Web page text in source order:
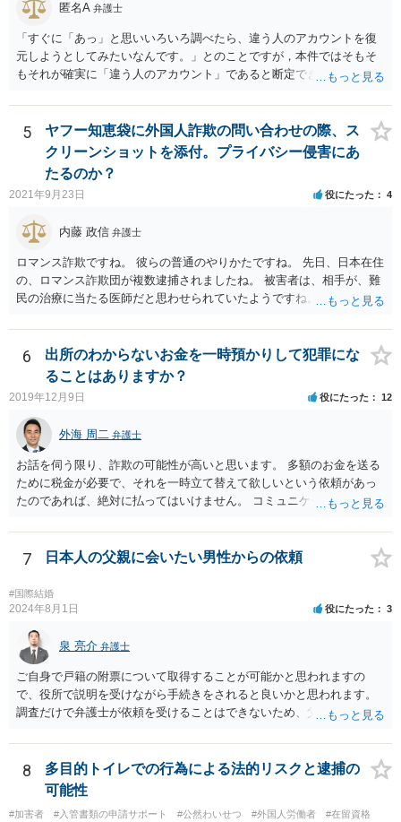
匿名A 弁護士
「すぐに「あっ」と思いいろいろ調べたら、違う人のアカウントを復
元しようとしてみたいなんです。」とのことですが，本件ではそもそ
もそれが確実に「違う人のアカウント」であると断定できていません
できません。余計な心配でしょう。
5
ヤフー知恵袋に外国人詐欺の問い合わせの際、ス
クリーンショットを添付。プライバシー侵害にあ
たるのか？
2021年9月23日 役にたった 4
内藤 政信 弁護士
ロマンス詐欺ですね。 彼らの普通のやりかたですね。 先日、日本在住
の、ロマンス詐欺団が複数逮捕されましたね。 被害者は、相手が、難
民の治療に当たる医師だと思わせられていたようですね。
6
出所のわからないお金を一時預かりして犯罪にな
ることはありますか？
2019年12月9日 役にたった 12
外海 周二 弁護士
お話を伺う限り、詐欺の可能性が高いと思います。 多額のお金を送る
ために税金が必要で、それを一時立て替えて欲しいという依頼があっ
たのであれば、絶対に払ってはいけません。 コミュニケーションサイ
ん。 預かって欲しいお金を送るなどというのは虚言であり、単にあな
たから金銭を詐取しようとしている可能性が高いです。 間に合えばよ
7 日本人の父親に会いたい男性からの依頼
#国際結婚
2024年8月1日 役にたった 3
泉 亮介 弁護士
ご自身で戸籍の附票について取得することが可能かと思われますの
で、役所で説明を受けながら手続きをされると良いかと思われます。
調査だけで弁護士が依頼を受けることはできないため、父親に対して
ょう。
8
多目的トイレでの行為による法的リスクと逮捕の
可能性
#加害者 #入管書類の申請サポート #公然わいせつ #外国人労働者 #在留資格